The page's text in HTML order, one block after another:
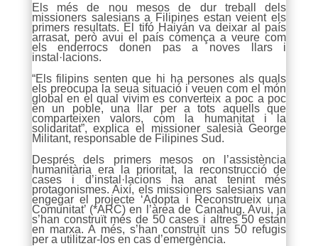
Els més de nou mesos de dur treball dels
missioners salesians a Filipines estan veient els
primers resultats. El tifó Haiyán va deixar al país
arrasat, però avui el país comença a veure com
els enderrocs donen pas a noves llars i
instal·lacions.
“Els filipins senten que hi ha persones als quals
els preocupa la seua situació i veuen com el món
global en el qual vivim es converteix a poc a poc
en un poble, una llar per a tots aquells que
comparteixen valors, com la humanitat i la
solidaritat”, explica el missioner salesià George
Militant, responsable de Filipines Sud.
Després dels primers mesos on l’assistència
humanitària era la prioritat, la reconstrucció de
cases i d’instal·lacions ha anat tenint més
protagonismes. Així, els missioners salesians van
engegar el projecte ‘Adopta i Reconstrueix una
Comunitat’ (*ARC) en l’àrea de Canahug. Avui, ja
s’han construït més de 50 cases i altres 50 estan
en marxa. A més, s’han construït uns 50 refugis
per a utilitzar-los en cas d’emergència.